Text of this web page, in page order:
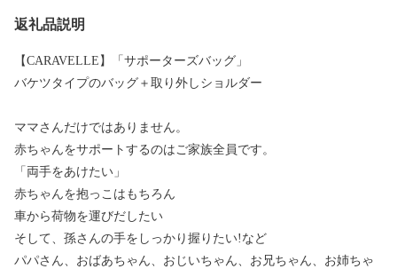
返礼品説明
【CARAVELLE】「サポーターズバッグ」
バケツタイプのバッグ＋取り外しショルダー
ママさんだけではありません。
赤ちゃんをサポートするのはご家族全員です。
「両手をあけたい」
赤ちゃんを抱っこはもちろん
車から荷物を運びだしたい
そして、孫さんの手をしっかり握りたい!など
パパさん、おばあちゃん、おじいちゃん、お兄ちゃん、お姉ちゃ